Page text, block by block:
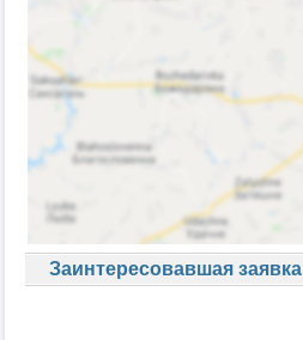
Заинтересовавшая заявка